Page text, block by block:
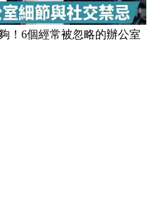
！6個經常被忽略的辦公室